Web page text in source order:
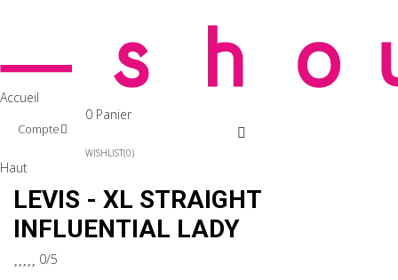
Accueil
Compte
0 Panier
WISHLIST 0
Haut
LEVIS - XL STRAIGHT
INFLUENTIAL LADY
0/5